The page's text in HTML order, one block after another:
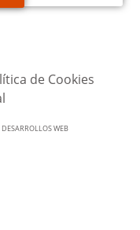
de Cookies
WEB